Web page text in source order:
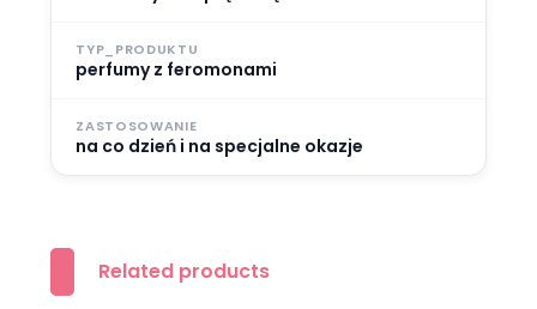
TYP_PRODUKTU
perfumy z feromonami
ZASTOSOWANIE
na co dzień i na specjalne okazje
Related products